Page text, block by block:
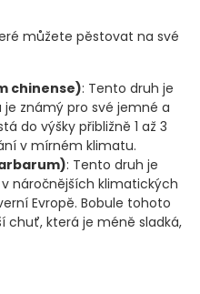
můžete pěstovat na své
chinense): Tento druh je
známý pro své jemné a
do výšky přibližně 1 až 3
v mírném klimatu.
: Tento druh je
náročnějších klimatických
Evropě. Bobule tohoto
chuť, která je méně sladká,